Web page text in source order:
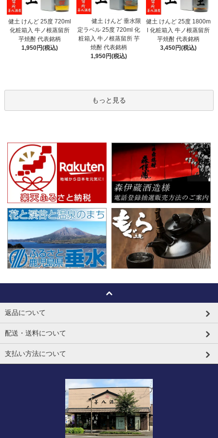
健土 けんど 25度 720ml
化粧箱入 牛ノ根蒸留所
芋焼酎 代表銘柄
1,950円(税込)
健土 けんど 垂水限
定ラベル 25度 720ml 化
粧箱入 牛ノ根蒸留所 芋
焼酎 代表銘柄
1,950円(税込)
健土 けんど 25度 1800m
l 化粧箱入 牛ノ根蒸留所
芋焼酎 代表銘柄
3,450円(税込)
もっと見る
返品について
配送・送料について
支払い方法について